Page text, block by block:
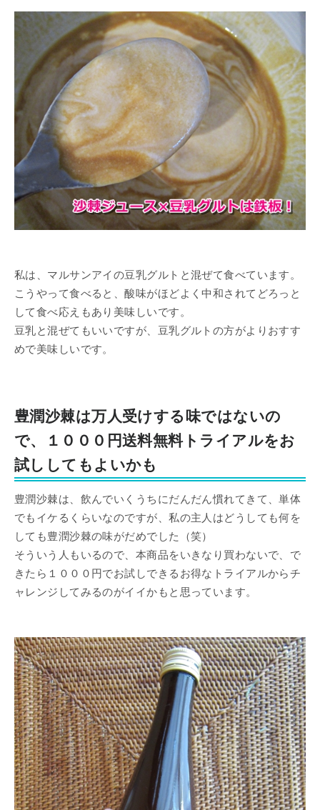
私は、マルサンアイの豆乳グルトと混ぜて食べています。
こうやって食べると、酸味がほどよく中和されてどろっと
して食べ応えもあり美味しいです。
豆乳と混ぜてもいいですが、豆乳グルトの方がよりおすす
めで美味しいです。
豊潤沙棘は万人受けする味ではないの
で、１０００円送料無料トライアルをお
試ししてもよいかも
豊潤沙棘は、飲んでいくうちにだんだん慣れてきて、単体
でもイケるくらいなのですが、私の主人はどうしても何を
しても豊潤沙棘の味がだめでした（笑）
そういう人もいるので、本商品をいきなり買わないで、で
きたら１０００円でお試しできるお得なトライアルからチ
ャレンジしてみるのがイイかもと思っています。